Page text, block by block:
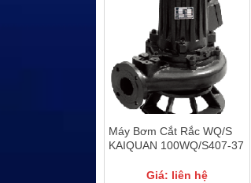
Máy Bơm Cắt Rắc WQ/S
KAIQUAN 100WQ/S407-37
Giá: liên hệ